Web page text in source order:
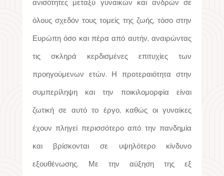
ανισότητες μεταξύ γυναικών και ανδρών σε
όλους σχεδόν τους τομείς της ζωής, τόσο στην
Ευρώπη όσο και πέρα ​​από αυτήν, αναιρώντας
τις σκληρά κερδισμένες επιτυχίες των
προηγούμενων ετών. Η προτεραιότητα στην
συμπερίληψη και την ποικιλομορφία είναι
ζωτική σε αυτό το έργο, καθώς οι γυναίκες
έχουν πληγεί περισσότερο από την πανδημία
και βρίσκονται σε υψηλότερο κίνδυνο
εξουθένωσης. Με την αύξηση της εξ